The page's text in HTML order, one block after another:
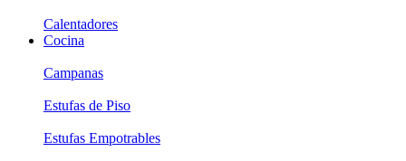
Calentadores
Cocina
Campanas
Estufas de Piso
Estufas Empotrables